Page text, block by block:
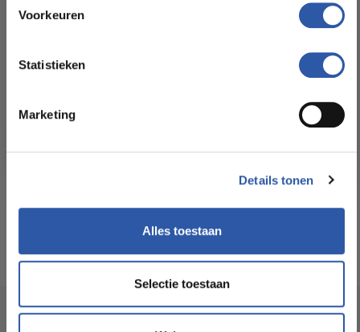
Voorkeuren
Statistieken
Marketing
Details tonen
Alles toestaan
Selectie toestaan
3 - 5 werkdagen
Garantie: 15 jaar
Socialmedia
betaalbare prijzen. Profiteer van een zorgeloze installatie